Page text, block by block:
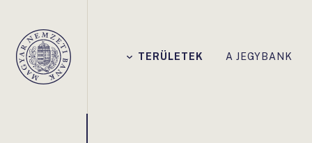
Magyar
Nemzeti
TERÜLETEK A JEGYBANK